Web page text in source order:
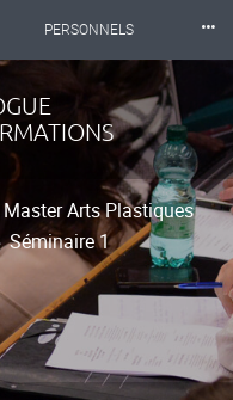
PERSONNELS
BIBLIOTHÈQUES
⸱⸱⸱
Master Arts Plastiques
Séminaire 1